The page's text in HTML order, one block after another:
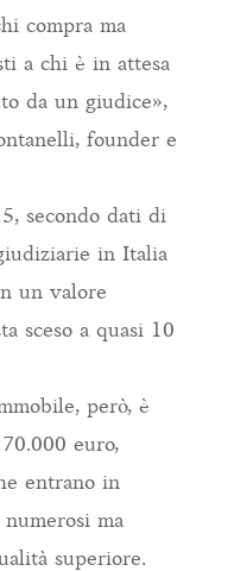
compra ma
a chi è in attesa
da un giudice»,
founder e
secondo dati di
in Italia
un valore
sceso a quasi 10
però, è
euro,
entrano in
ma
superiore.